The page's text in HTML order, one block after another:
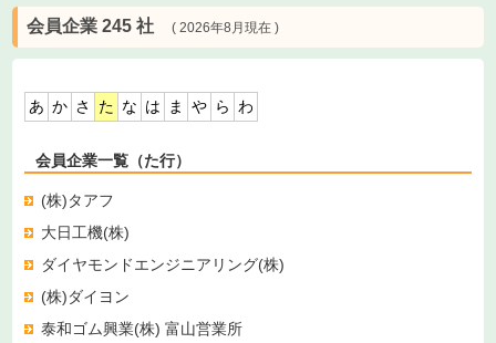
会員企業 245 社( 2026年8月現在 )
あ か さ た な は ま や ら わ
会員企業一覧（た行）
(株)タアフ
大日工機(株)
ダイヤモンドエンジニアリング(株)
(株)ダイヨン
泰和ゴム興業(株) 富山営業所